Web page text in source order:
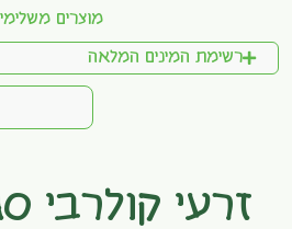
מוצרים
רשימת המינים המלאה
זרעי קולרבי